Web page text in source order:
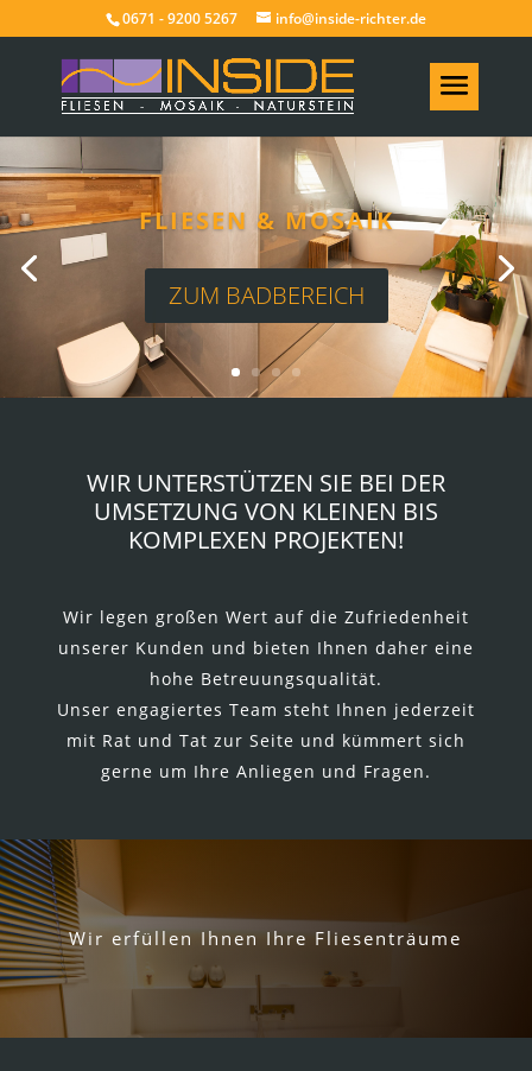
0671 - 9200 5267 info@inside-richter.de
FLIESEN & MOSAIK
ZUM BADBEREICH
WIR UNTERSTÜTZEN SIE BEI DER
UMSETZUNG VON KLEINEN BIS
KOMPLEXEN PROJEKTEN!
Wir legen großen Wert auf die Zufriedenheit
unserer Kunden und bieten Ihnen daher eine
hohe Betreuungsqualität.
Unser engagiertes Team steht Ihnen jederzeit
mit Rat und Tat zur Seite und kümmert sich
gerne um Ihre Anliegen und Fragen.
Wir erfüllen Ihnen Ihre Fliesenträume